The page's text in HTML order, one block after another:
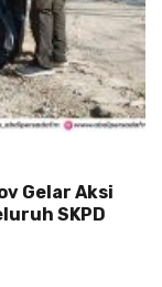
Gelar Aksi
SKPD